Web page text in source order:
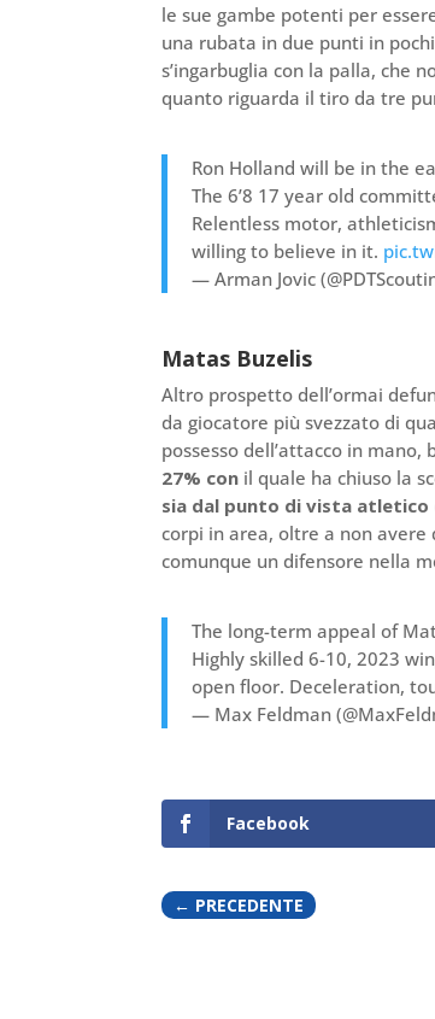
le sue gambe potenti per
una rubata in due punti in
s’ingarbuglia con la palla, che
quanto riguarda il tiro da tre
Ron Holland will be in the
The 6’8 17 year old
Relentless motor,
willing to believe in it.
— Arman Jovic
Matas Buzelis
Altro prospetto dell’ormai
da giocatore più svezzato di
possesso dell’attacco in
27% con il quale ha chiuso la
sia dal punto di vista atletico
corpi in area, oltre a non
comunque un difensore nella
The long-term appeal of
Highly skilled 6-10, 2023
open floor. Deceleration,
— Max Feldman
Facebook
← PRECEDENTE